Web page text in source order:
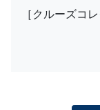
［クルーズコ